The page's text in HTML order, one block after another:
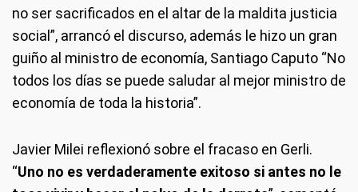
no ser sacrificados en el altar de la maldita justicia
social”, arrancó el discurso, además le hizo un gran
guiño al ministro de economía, Santiago Caputo “No
todos los días se puede saludar al mejor ministro de
economía de toda la historia”.
Javier Milei reflexionó sobre el fracaso en Gerli.
“Uno no es verdaderamente exitoso si antes no le